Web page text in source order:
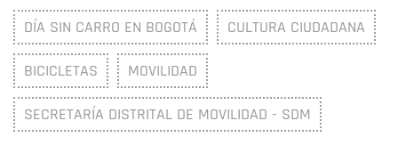
DÍA SIN CARRO EN BOGOTÁ CULTURA CIUDADANA
BICICLETAS MOVILIDAD
SECRETARÍA DISTRITAL DE MOVILIDAD - SDM